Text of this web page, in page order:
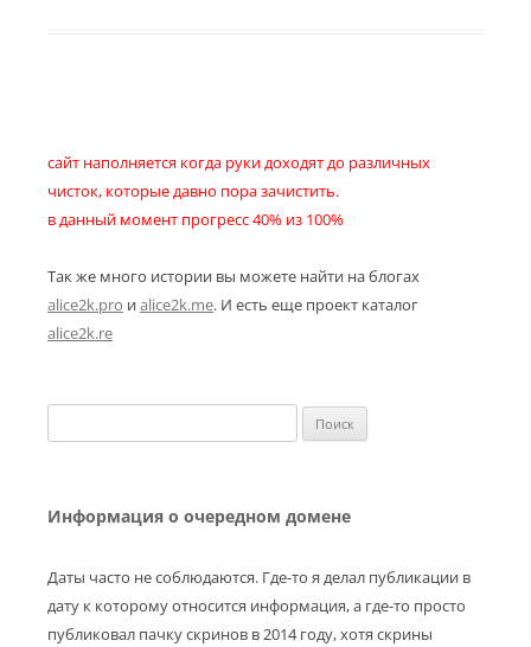
сайт наполняется когда руки доходят до различных
чисток, которые давно пора зачистить.
в данный момент прогресс 40% из 100%
Так же много истории вы можете найти на блогах
alice2k.pro иalice2k.me. И есть еще проект каталог
alice2k.re
Информация о очередном домене
Даты часто не соблюдаются. Где-то я делал публикации в
дату к которому относится информация, а где-то просто
публиковал пачку скринов в 2014 году, хотя скрины